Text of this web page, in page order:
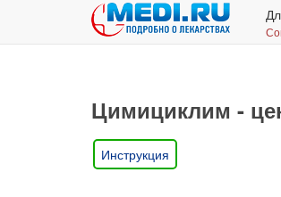
Цимициклим -
Инструкция